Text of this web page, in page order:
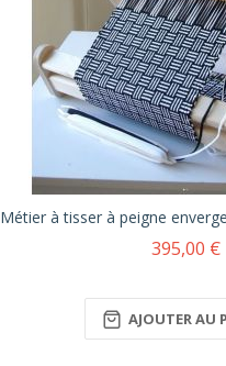
Métier à tisser à peigne
395,00 €
AJOUTER AU